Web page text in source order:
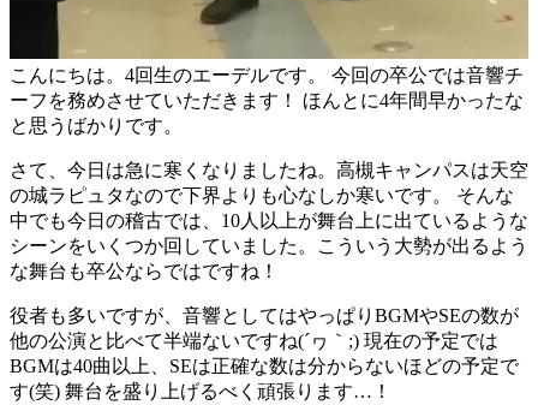
こんにちは。4回生のエーデルです。 今回の卒公では音響チ
ーフを務めさせていただきます！ ほんとに4年間早かったな
と思うばかりです。
さて、今日は急に寒くなりましたね。高槻キャンパスは天空
の城ラピュタなので下界よりも心なしか寒いです。 そんな
中でも今日の稽古では、10人以上が舞台上に出ているような
シーンをいくつか回していました。こういう大勢が出るよう
な舞台も卒公ならではですね！
役者も多いですが、音響としてはやっぱりBGMやSEの数が
他の公演と比べて半端ないですね(´ヮ｀;) 現在の予定では
BGMは40曲以上、SEは正確な数は分からないほどの予定で
す(笑) 舞台を盛り上げるべく頑張ります…！